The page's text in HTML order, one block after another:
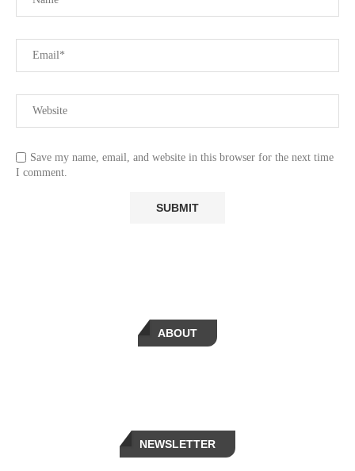
Save my name, email, and website in this browser for the next time
I comment.
ABOUT
NEWSLETTER